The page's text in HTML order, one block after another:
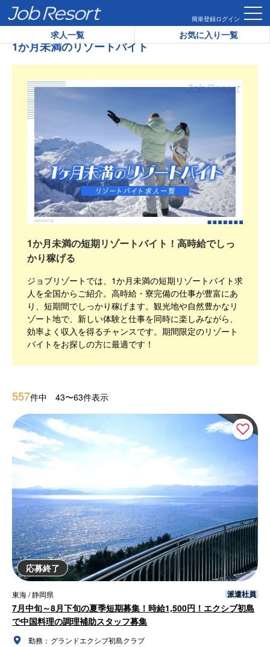
簡単登録ログイン
求人一覧 お気に入り一覧
HOME 1か月未満のリゾートバイト
1か月未満のリゾートバイト
1か月未満の短期リゾートバイト！高時給でしっ
かり稼げる
ジョブリゾートでは、1か月未満の短期リゾートバイト求
人を全国からご紹介。高時給・寮完備の仕事が豊富にあ
り、短期間でしっかり稼げます。観光地や自然豊かなリ
ゾート地で、新しい体験と仕事を同時に楽しみながら、
効率よく収入を得るチャンスです。期間限定のリゾート
バイトをお探しの方に最適です！
557件中 43〜63件表示
応募終了
東海 / 静岡県 派遣社員
7月中旬～8月下旬の夏季短期募集！時給1,500円！エクシブ初島
で中国料理の調理補助スタッフ募集
勤務： グランドエクシブ初島クラブ